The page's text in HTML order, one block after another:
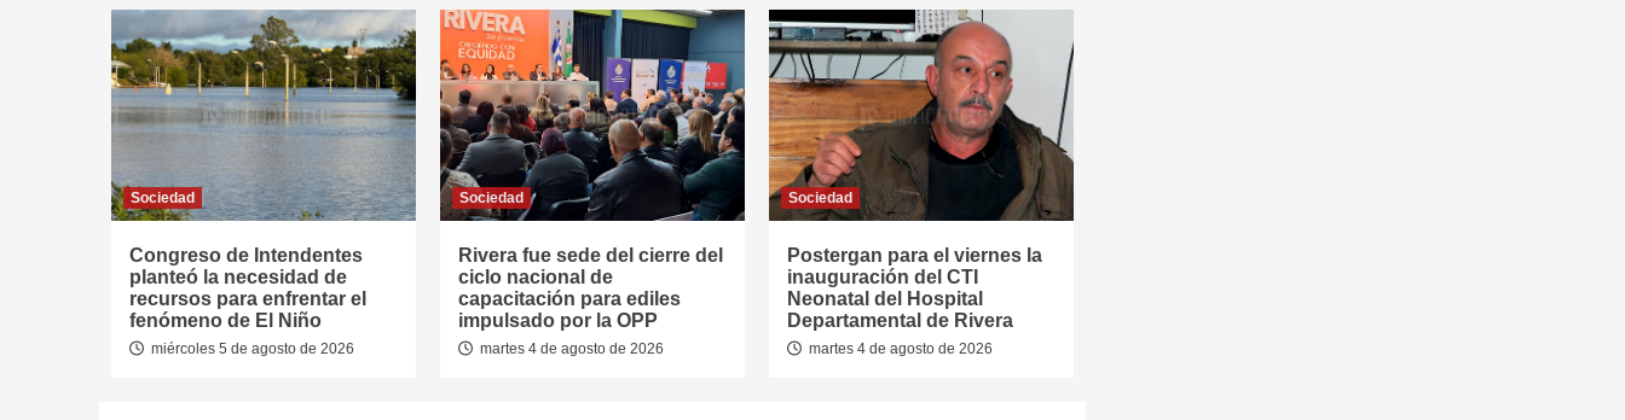
Sociedad
Congreso de Intendentes
planteó la necesidad de
recursos para enfrentar el
fenómeno de El Niño
miércoles 5 de agosto de 2026
Sociedad
Rivera fue sede del cierre del
ciclo nacional de
capacitación para ediles
impulsado por la OPP
martes 4 de agosto de 2026
Sociedad
Postergan para el viernes la
inauguración del CTI
Neonatal del Hospital
Departamental de Rivera
martes 4 de agosto de 2026